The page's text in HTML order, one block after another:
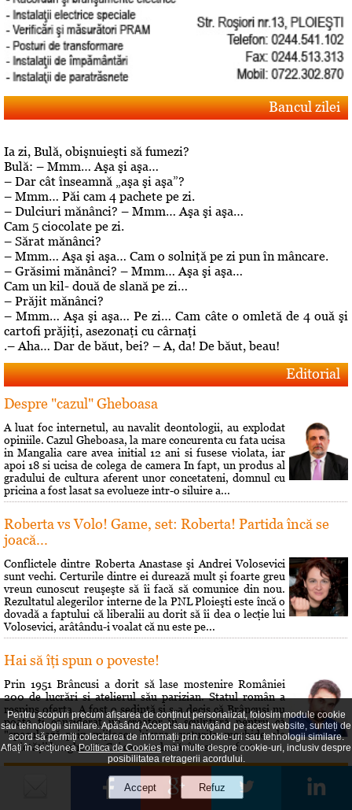
Bancul zilei
Ia zi, Bulă, obişnuieşti să fumezi?
Bulă: – Mmm… Aşa şi aşa…
– Dar cât înseamnă „aşa şi aşa”?
– Mmm… Păi cam 4 pachete pe zi.
– Dulciuri mănânci? – Mmm… Aşa şi aşa…
Cam 5 ciocolate pe zi.
– Sărat mănânci?
– Mmm… Aşa şi aşa… Cam o solniţă pe zi pun în mâncare.
– Grăsimi mănânci? – Mmm… Aşa şi aşa…
Cam un kil- două de slană pe zi…
– Prăjit mănânci?
– Mmm… Aşa şi aşa… Pe zi… Cam câte o omletă de 4 ouă şi
cartofi prăjiţi, asezonaţi cu cârnaţi
.– Aha… Dar de băut, bei? – A, da! De băut, beau!
Editorial
Despre "cazul" Gheboasa
A luat foc internetul, au navalit deontologii, au explodat
opiniile. Cazul Gheboasa, la mare concurenta cu fata ucisa
in Mangalia care avea initial 12 ani si fusese violata, iar
apoi 18 si ucisa de colega de camera In fapt, un produs al
gradului de cultura aferent unor concetateni, domnul cu
pricina a fost lasat sa evolueze intr-o siluire a...
Roberta vs Volo! Game, set: Roberta! Partida încă se
joacă...
Conflictele dintre Roberta Anastase şi Andrei Volosevici
sunt vechi. Certurile dintre ei durează mult şi foarte greu
vreun cunoscut reuşeşte să îi facă să comunice din nou.
Rezultatul alegerilor interne de la PNL Ploieşti este încă o
dovadă a faptului că liberalii au dorit să îi dea o lecţie lui
Volosevici, arâtându-i voalat că nu este pe...
Hai să îţi spun o poveste!
Prin 1951 Brâncusi a dorit să lase mostenire României
200 de lucrări si atelierul său parizian. Statul român a
respins oferta. A fost o sedinţă si s-a decis că Brâncusi nu
poate fi considerat un creator în sculptură pentru că
"speculează prin mijloace bizare gusturile morbide ale
societăţii burgheze". Cei care au hotărât asta au fost...
Maxima zilei
„Omul cel mai fericit e cel care-i face fericiţi pe cât mai mulţi
Pentru scopuri precum afișarea de conținut personalizat, folosim module cookie
sau tehnologii similare. Apăsând Accept sau navigând pe acest website, sunteți de
acord să permiți colectarea de informații prin cookie-uri sau tehnologii similare.
Aflați în secțiuneaPolitica de Cookiesmai multe despre cookie-uri, inclusiv despre
posibilitatea retragerii acordului.